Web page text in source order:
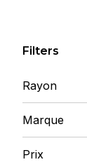
Filters
Rayon
Marque
Prix